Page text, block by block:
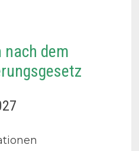
nach dem